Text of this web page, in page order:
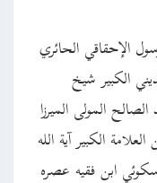
الإحقاقي الحائري
الكبير شيخ
المولى الميرزا
الكبير آية الله
ابن فقيه عصره